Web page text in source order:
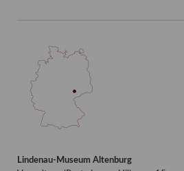
Lindenau-Museum Altenburg